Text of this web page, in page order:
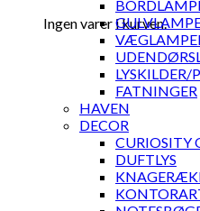
Ingen varer i kurven.
LYSKILDER/
FATNINGER
HAVEN
DECOR
CURIOSITY
DUFTLYS